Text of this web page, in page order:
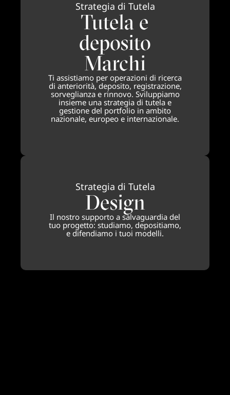
Strategia di Tutela
Tutela e
deposito
Marchi
Ti assistiamo per operazioni di ricerca
di anteriorità, deposito, registrazione,
sorveglianza e rinnovo. Sviluppiamo
insieme una strategia di tutela e
gestione del portfolio in ambito
nazionale, europeo e internazionale.
Strategia di Tutela
Design
Il nostro supporto a salvaguardia del
tuo progetto: studiamo, depositiamo,
e difendiamo i tuoi modelli.